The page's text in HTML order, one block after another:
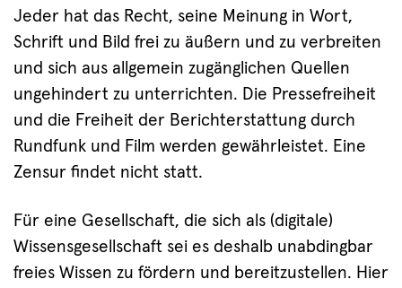
Jeder hat das Recht, seine Meinung in Wort,
Schrift und Bild frei zu äußern und zu verbreiten
und sich aus allgemein zugänglichen Quellen
ungehindert zu unterrichten. Die Pressefreiheit
und die Freiheit der Berichterstattung durch
Rundfunk und Film werden gewährleistet. Eine
Zensur findet nicht statt.
Für eine Gesellschaft, die sich als (digitale)
Wissensgesellschaft sei es deshalb unabdingbar
freies Wissen zu fördern und bereitzustellen. Hier